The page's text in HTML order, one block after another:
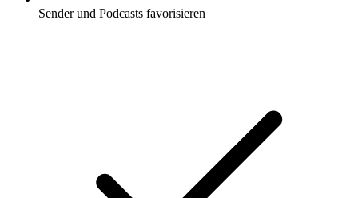
Sender und Podcasts favorisieren